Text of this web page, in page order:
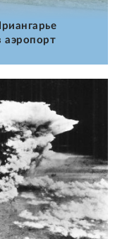
аэропорт